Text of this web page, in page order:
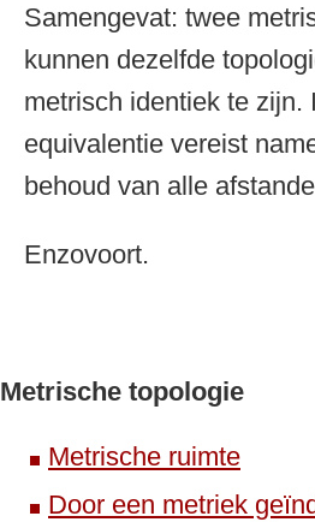
Samengevat: twee
kunnen dezelfde
metrisch identiek te zijn.
equivalentie vereist
behoud van alle
Enzovoort.
Metrische topologie
Metrische ruimte
Door een metriek